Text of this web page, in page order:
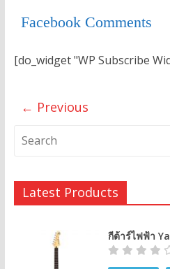
Facebook Comments
[do_widget "WP Subscribe
← Previous
Latest Products
กีต้าร์ไฟฟ้า